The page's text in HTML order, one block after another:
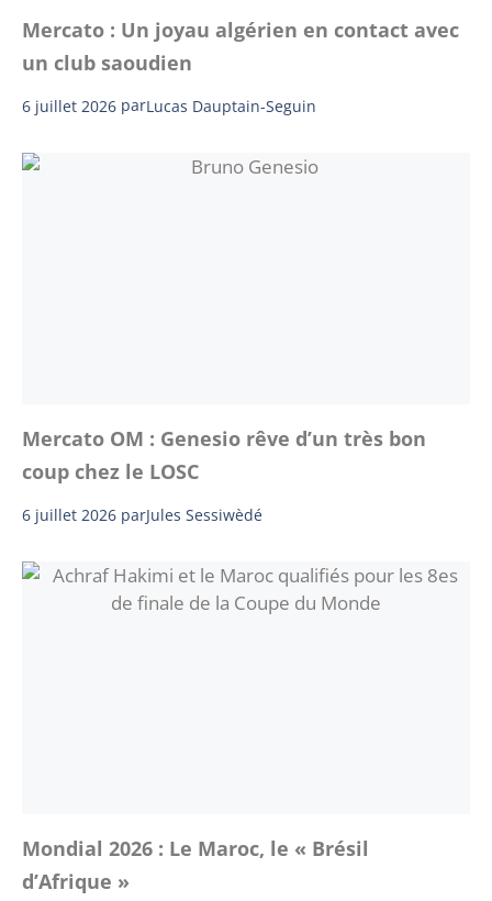
Mercato : Un joyau algérien en contact avec
un club saoudien
6 juillet 2026 parLucas Dauptain-Seguin
Mercato OM : Genesio rêve d’un très bon
coup chez le LOSC
6 juillet 2026 parJules Sessiwèdé
Mondial 2026 : Le Maroc, le « Brésil
d’Afrique »